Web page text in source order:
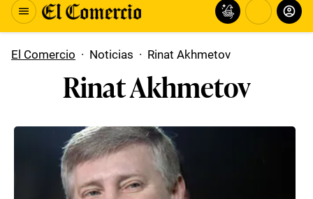
El Comercio · Noticias · Rinat Akhmetov
Rinat Akhmetov